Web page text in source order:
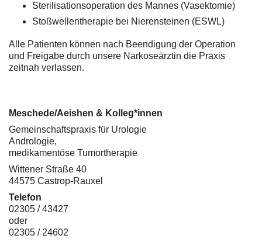
Sterilisationsoperation des Mannes (Vasektomie)
Stoßwellentherapie bei Nierensteinen (ESWL)
Alle Patienten können nach Beendigung der Operation
und Freigabe durch unsere Narkoseärztin die Praxis
zeitnah verlassen.
Meschede/Aeishen & Kolleg*innen
Gemeinschaftspraxis für Urologie
Andrologie,
medikamentöse Tumortherapie
Wittener Straße 40
44575 Castrop-Rauxel
Telefon
02305 / 43427
oder
02305 / 24602